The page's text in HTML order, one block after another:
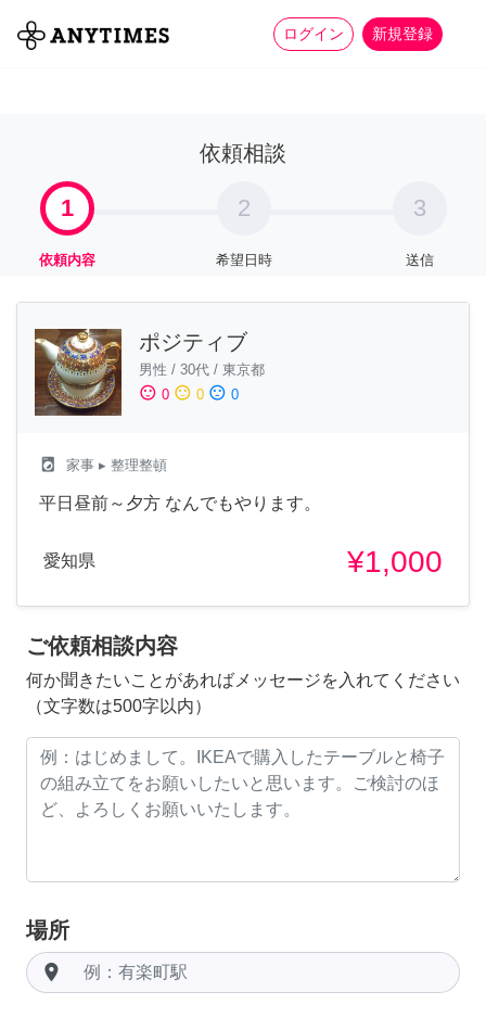
ログイン 新規登録
全て 家事 more_horiz
依頼相談
1
依頼内容
2
希望日時
3
送信
ポジティブ
男性 / 30代 / 東京都
sentiment_satisfied 0 sentiment_neutral 0 sentiment_dissatisfied 0
local_laundry_service 家事 ▸ 整理整頓
平日昼前～夕方 なんでもやります。
愛知県 ¥1,000
ご依頼相談内容
何か聞きたいことがあればメッセージを入れてください
（文字数は500字以内）
場所
room